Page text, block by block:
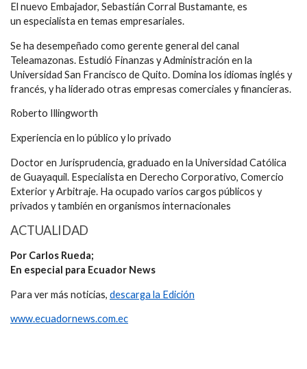
El nuevo Embajador, Sebastián Corral Bustamante, es
un especialista en temas empresariales.
Se ha desempeñado como gerente general del canal
Teleamazonas. Estudió Finanzas y Administración en la
Universidad San Francisco de Quito. Domina los idiomas inglés y
francés, y ha liderado otras empresas comerciales y financieras.
Roberto Illingworth
Experiencia en lo público y lo privado
Doctor en Jurisprudencia, graduado en la Universidad Católica
de Guayaquil. Especialista en Derecho Corporativo, Comercio
Exterior y Arbitraje. Ha ocupado varios cargos públicos y
privados y también en organismos internacionales
ACTUALIDAD
Por Carlos Rueda;
En especial para Ecuador News
Para ver más noticias, descarga la Edición
www.ecuadornews.com.ec